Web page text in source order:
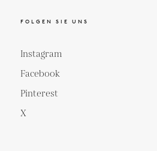
FOLGEN SIE UNS
Instagram
Facebook
Pinterest
X